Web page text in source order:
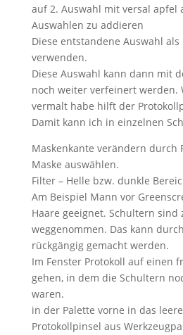
auf 2. Auswahl mit versal apfel
Auswahlen zu addieren
Diese entstandene Auswahl als
verwenden.
Diese Auswahl kann dann mit
noch weiter verfeinert werden.
vermalt habe hilft der
Damit kann ich in einzelnen
Maskenkante verändern durch
Maske auswählen.
Filter – Helle bzw. dunkle
Am Beispiel Mann vor
Haare geeignet. Schultern sind
weggenommen. Das kann
rückgängig gemacht werden.
Im Fenster Protokoll auf einen
gehen, in dem die Schultern
waren.
in der Palette vorne in das
Protokollpinsel aus